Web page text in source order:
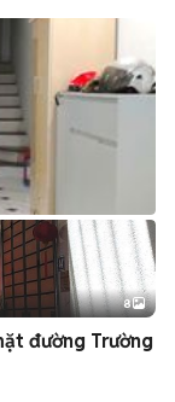
+2
8
đường Trường